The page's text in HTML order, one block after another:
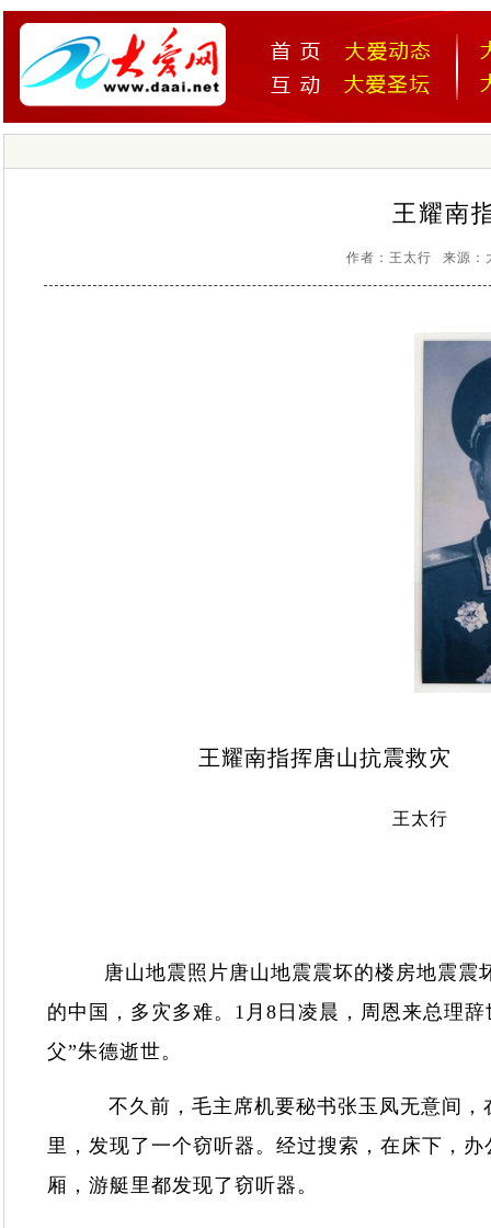
王耀南
作者：王太行 来源：
王耀南指挥唐山抗震救灾
王太行
唐山地震照片唐山地震震坏的楼房地震
的中国，多灾多难。1月8日凌晨，周恩来总理
父”朱德逝世。
不久前，毛主席机要秘书张玉凤无意间，
里，发现了一个窃听器。经过搜索，在床下，
厢，游艇里都发现了窃听器。